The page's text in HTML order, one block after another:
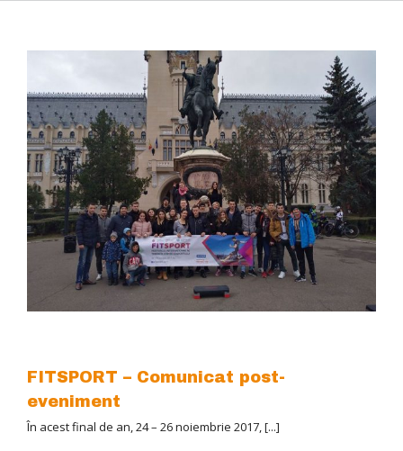
FITSPORT – Comunicat post-
eveniment
În acest final de an, 24 – 26 noiembrie 2017, [...]